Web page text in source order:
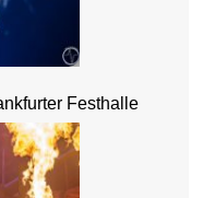
Festhalle